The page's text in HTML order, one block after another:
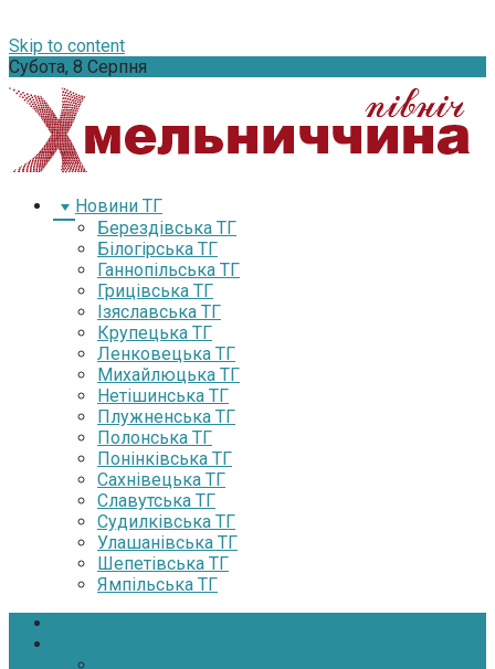
Skip to content
Субота, 8 Серпня
Новини ТГ
Берездівська ТГ
Білогірська ТГ
Ганнопільська ТГ
Грицівська ТГ
Ізяславська ТГ
Крупецька ТГ
Ленковецька ТГ
Михайлюцька ТГ
Нетішинська ТГ
Плужненська ТГ
Полонська ТГ
Понінківська ТГ
Сахнівецька ТГ
Славутська ТГ
Судилківська ТГ
Улашанівська ТГ
Шепетівська ТГ
Ямпільська ТГ